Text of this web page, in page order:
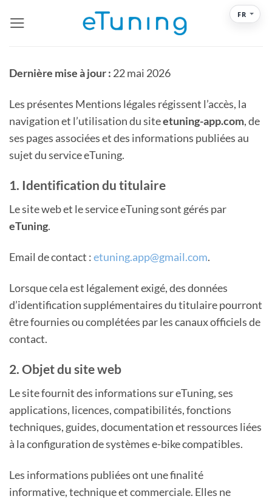
au
Dernière mise à jour : 22 mai 2026
Les présentes Mentions légales régissent l’accès, la
navigation et l’utilisation du siteetuning-app.com, de
ses pages associées et des informations publiées au
sujet du service eTuning.
1. Identification du titulaire
Le site web et le service eTuning sont gérés par
eTuning.
Email de contact :etuning.app@gmail.com.
Lorsque cela est légalement exigé, des données
d’identification supplémentaires du titulaire pourront
être fournies ou complétées par les canaux officiels de
contact.
2. Objet du site web
Le site fournit des informations sur eTuning, ses
applications, licences, compatibilités, fonctions
techniques, guides, documentation et ressources liées
à la configuration de systèmes e-bike compatibles.
Les informations publiées ont une finalité
informative, technique et commerciale. Elles ne
FR